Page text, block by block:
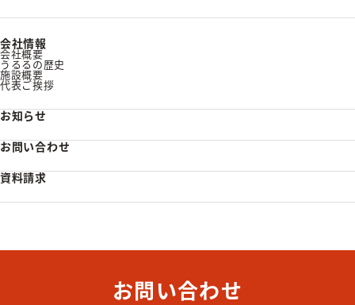
会社情報
会社概要
うるるの歴史
施設概要
代表ご挨拶
お知らせ
お問い合わせ
資料請求
お問い合わせ